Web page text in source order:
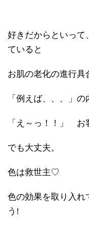
好きだからといって
ていると
お肌の老化の進行具
「例えば、、、」の
「え～っ！！」 お
でも大丈夫。
色は救世主♡
色の効果を取り入れ
う!